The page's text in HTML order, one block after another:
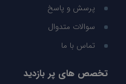
پرسش و پاسخ
سوالات متدوال
تماس با ما
تخصص های پر بازدید